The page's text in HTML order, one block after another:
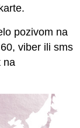
pozivom na
viber ili sms
na